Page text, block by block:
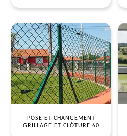
POSE ET CHANGEMENT
GRILLAGE ET CLÔTURE 60